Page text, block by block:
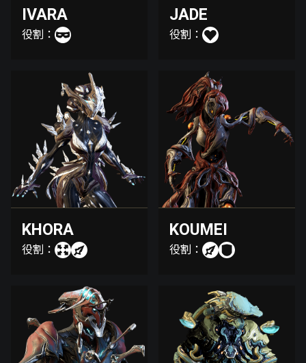
IVARA
役割：
JADE
役割：
KHORA
役割：
KOUMEI
役割：